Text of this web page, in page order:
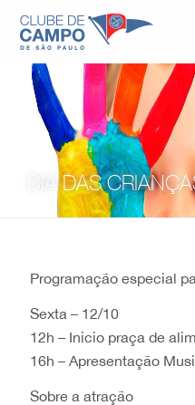
DIA DAS
Programação especial
Sexta – 12/10
12h – Inicio praça de
16h – Apresentação
Sobre a atração